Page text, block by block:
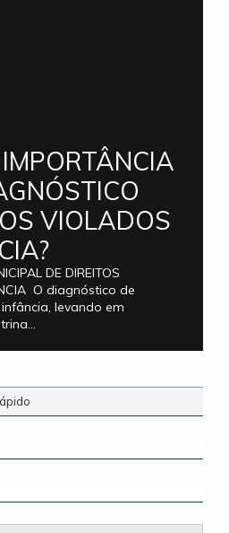
VIOLADOS
DE DIREITOS
O diagnóstico de
levando em